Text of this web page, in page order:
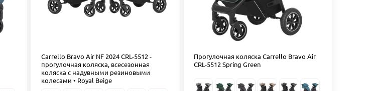
Carrello Bravo Air NF 2024 CRL-5512 -
прогулочная коляска, всесезонная
коляска с надувными резиновыми
колесами • Royal Beige
Прогулочная коляска Carrello Bravo Air
CRL-5512 Spring Green